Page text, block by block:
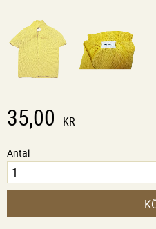
35,00 KR
Antal